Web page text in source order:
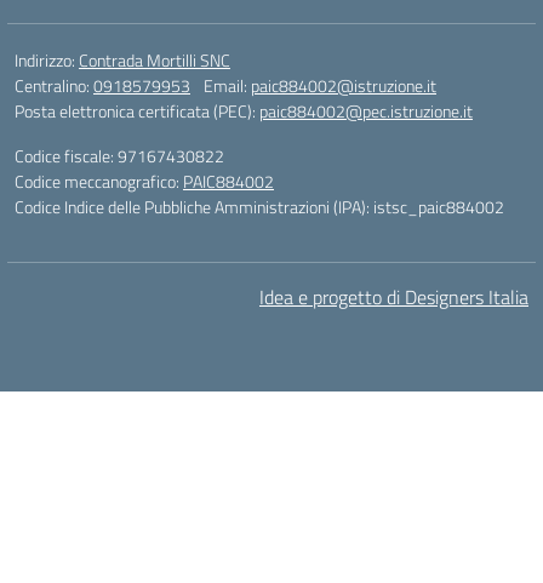
Indirizzo: Contrada Mortilli SNC
Centralino:0918579953 Email: paic884002@istruzione.it
Posta elettronica certificata (PEC): paic884002@pec.istruzione.it
Codice fiscale: 97167430822
Codice meccanografico: PAIC884002
Codice Indice delle Pubbliche Amministrazioni (IPA): istsc_paic884002
Idea e progetto di Designers Italia